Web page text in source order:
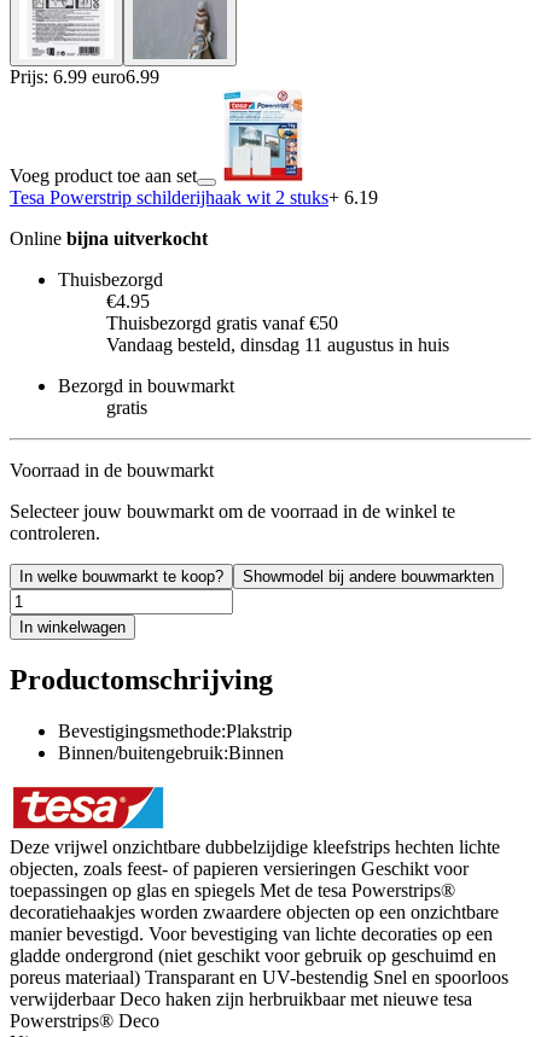
Prijs: 6.99 euro6.99
Voeg product toe aan set
Tesa Powerstrip schilderijhaak wit 2 stuks+ 6.19
Online bijna uitverkocht
Thuisbezorgd
€4.95
Thuisbezorgd gratis vanaf €50
Vandaag besteld, dinsdag 11 augustus in huis
Bezorgd in bouwmarkt
gratis
Voorraad in de bouwmarkt
Selecteer jouw bouwmarkt om de voorraad in de winkel te
controleren.
In welke bouwmarkt te koop? Showmodel bij andere bouwmarkten
In winkelwagen
Productomschrijving
Bevestigingsmethode:Plakstrip
Binnen/buitengebruik:Binnen
Deze vrijwel onzichtbare dubbelzijdige kleefstrips hechten lichte
objecten, zoals feest- of papieren versieringen Geschikt voor
toepassingen op glas en spiegels Met de tesa Powerstrips®
decoratiehaakjes worden zwaardere objecten op een onzichtbare
manier bevestigd. Voor bevestiging van lichte decoraties op een
gladde ondergrond (niet geschikt voor gebruik op geschuimd en
poreus materiaal) Transparant en UV-bestendig Snel en spoorloos
verwijderbaar Deco haken zijn herbruikbaar met nieuwe tesa
Powerstrips® Deco